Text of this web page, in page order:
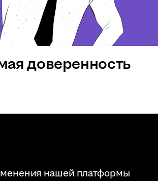
доверенность
нашей платформы